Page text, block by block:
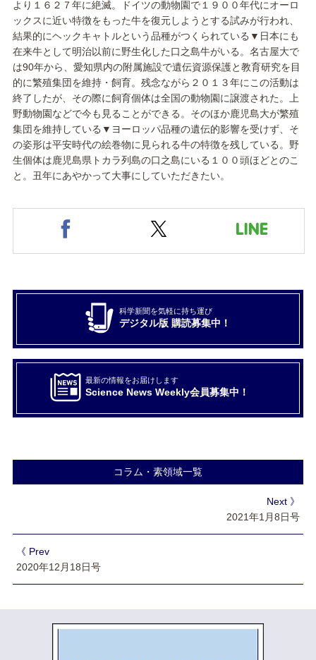
より１６２７年に絶滅。ドイツの動物園で１９００年代にオーロ
ックスに近い特徴をもった牛を復元しようとする試みが行われ、
結果的にヘックキャトルという品種がつくられている▼日本にも
在来牛として明治以前に野生化した口之島牛がいる。名古屋大で
は90年から、愛知県内の附属施設で遺伝資源保護と教育研究を目
的に繁殖集団を維持・飼育。残念ながら２０１３年にこの活動は
終了したが、その際に飼育個体は全国の動物園に譲渡された。上
野動物園などで今も見ることができる。そのほか鹿児島大が繁殖
集団を維持している▼ヨーロッパ品種の遺伝的影響を受けず、そ
の姿形は平安時代の絵巻物に見られる牛の特徴を残している。野
生個体は鹿児島県トカラ列島の口之島にいる１００頭ほどとのこ
と。丑年にあやかって大事にしていただきたい。
科学新聞を気軽に持ち運び
デジタル版 購読募集中！
最新の情報をお届けします
Science News Weekly会員募集中！
コラム・素領域一覧
Next 》
2021年1月8日号
《 Prev
2020年12月18日号